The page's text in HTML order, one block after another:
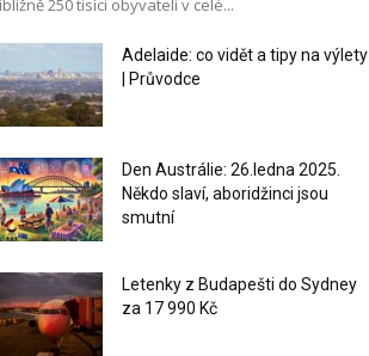
250 tisíci obyvateli v celé...
Adelaide: co vidět a tipy na výlety
| Průvodce
Den Austrálie: 26.ledna 2025.
Někdo slaví, aboridžinci jsou
smutní
Letenky z Budapešti do Sydney
za 17 990 Kč